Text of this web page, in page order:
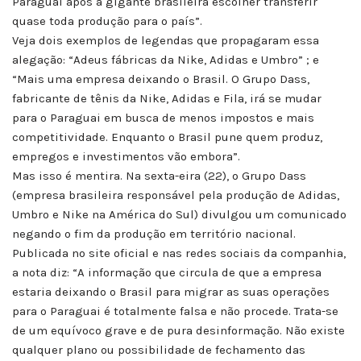
quase toda produção para o país”.
Veja dois exemplos de legendas que propagaram essa
alegação: “Adeus fábricas da Nike, Adidas e Umbro” ; e
“Mais uma empresa deixando o Brasil. O Grupo Dass,
fabricante de tênis da Nike, Adidas e Fila, irá se mudar
para o Paraguai em busca de menos impostos e mais
competitividade. Enquanto o Brasil pune quem produz,
empregos e investimentos vão embora”.
Mas isso é mentira. Na sexta-eira (22), o Grupo Dass
(empresa brasileira responsável pela produção de Adidas,
Umbro e Nike na América do Sul) divulgou um comunicado
negando o fim da produção em território nacional.
Publicada no site oficial e nas redes sociais da companhia,
a nota diz: “A informação que circula de que a empresa
estaria deixando o Brasil para migrar as suas operações
para o Paraguai é totalmente falsa e não procede. Trata-se
de um equívoco grave e de pura desinformação. Não existe
qualquer plano ou possibilidade de fechamento das